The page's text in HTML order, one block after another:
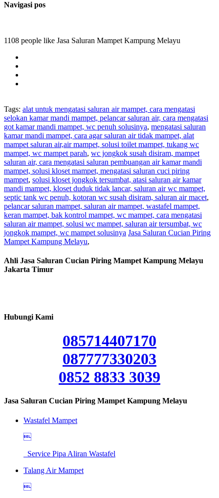
Navigasi pos
1108 people like Jasa Saluran Mampet Kampung Melayu
Tags: alat untuk mengatasi saluran air mampet, cara mengatasi
selokan kamar mandi mampet, pelancar saluran air, cara mengatasi
got kamar mandi mampet, wc penuh solusinya, mengatasi saluran
kamar mandi mampet, cara agar saluran air tidak mampet, alat
mampet saluran air,air mampet, solusi toilet mampet, tukang wc
mampet, wc mampet parah, wc jongkok susah disiram, mampet
saluran air, cara mengatasi saluran pembuangan air kamar mandi
mampet, solusi kloset mampet, mengatasi saluran cuci piring
mampet, solusi kloset jongkok tersumbat, atasi saluran air kamar
mandi mampet, kloset duduk tidak lancar, saluran air wc mampet,
septic tank wc penuh, kotoran wc susah disiram, saluran air macet,
pelancar saluran mampet, saluran air mampet, wastafel mampet,
keran mampet, bak kontrol mampet, wc mampet, cara mengatasi
saluran air mampet, solusi wc mampet, saluran air tersumbat, wc
jongkok mampet, wc mampet solusinya Jasa Saluran Cucian Piring
Mampet Kampung Melayu,
Ahli Jasa Saluran Cucian Piring Mampet Kampung Melayu
Jakarta Timur
Hubungi Kami
085714407170
087777330203
0852 8833 3039
Jasa Saluran Cucian Piring Mampet Kampung Melayu
Wastafel Mampet

Service Pipa Aliran Wastafel
Talang Air Mampet
